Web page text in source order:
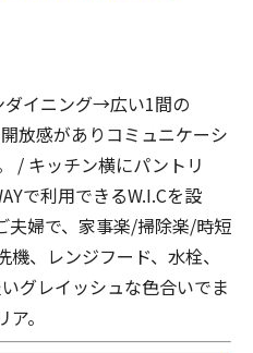
ダイニング→広い1間の
放感がありコミュニケーシ
/ キッチン横にパントリ
で利用できるW.I.Cを設
夫婦で、家事楽/掃除楽/時短
、レンジフード、水栓、
グレイッシュな色合いでま
。